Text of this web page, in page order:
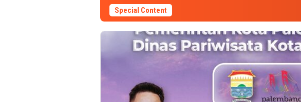
Special Content